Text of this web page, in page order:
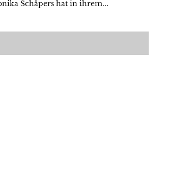
Schäpers hat in ihrem...